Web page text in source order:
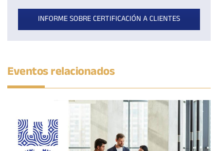
INFORME SOBRE CERTIFICACIÓN A CLIENTES
Eventos relacionados